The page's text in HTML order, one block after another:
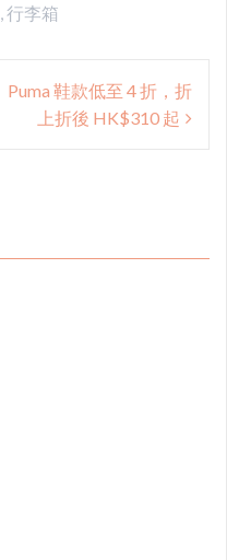
,行李箱
Puma 鞋款低至 4 折，折
上折後 HK$310 起